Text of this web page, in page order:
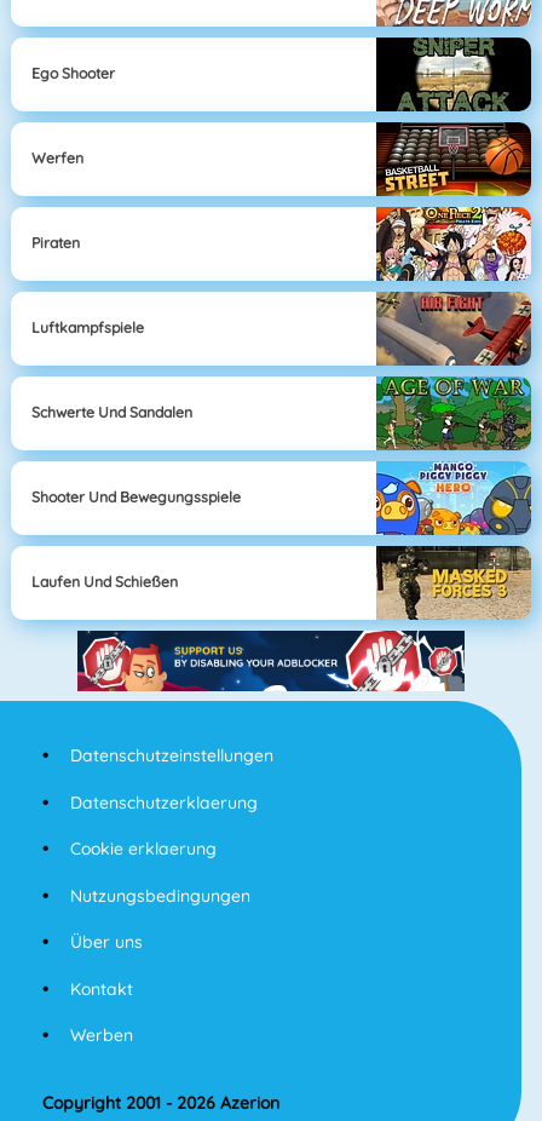
Ego Shooter
Werfen
Piraten
Luftkampfspiele
Schwerte Und Sandalen
Shooter Und Bewegungsspiele
Laufen Und Schießen
Datenschutzeinstellungen
Datenschutzerklaerung
Cookie erklaerung
Nutzungsbedingungen
Über uns
Kontakt
Werben
Copyright 2001 - 2026 Azerion